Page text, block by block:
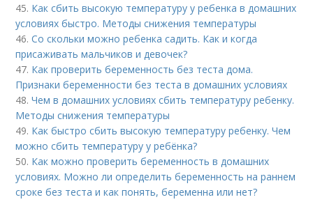
45. Как сбить высокую температуру у ребенка в домашних
условиях быстро. Методы снижения температуры
46.Со скольки можно ребенка садить. Как и когда
присаживать мальчиков и девочек?
47. Как проверить беременность без теста дома.
Признаки беременности без теста в домашних условиях
48.Чем в домашних условиях сбить температуру ребенку.
Методы снижения температуры
49. Как быстро сбить высокую температуру ребенку. Чем
можно сбить температуру у ребёнка?
50. Как можно проверить беременность в домашних
условиях. Можно ли определить беременность на раннем
сроке без теста и как понять, беременна или нет?